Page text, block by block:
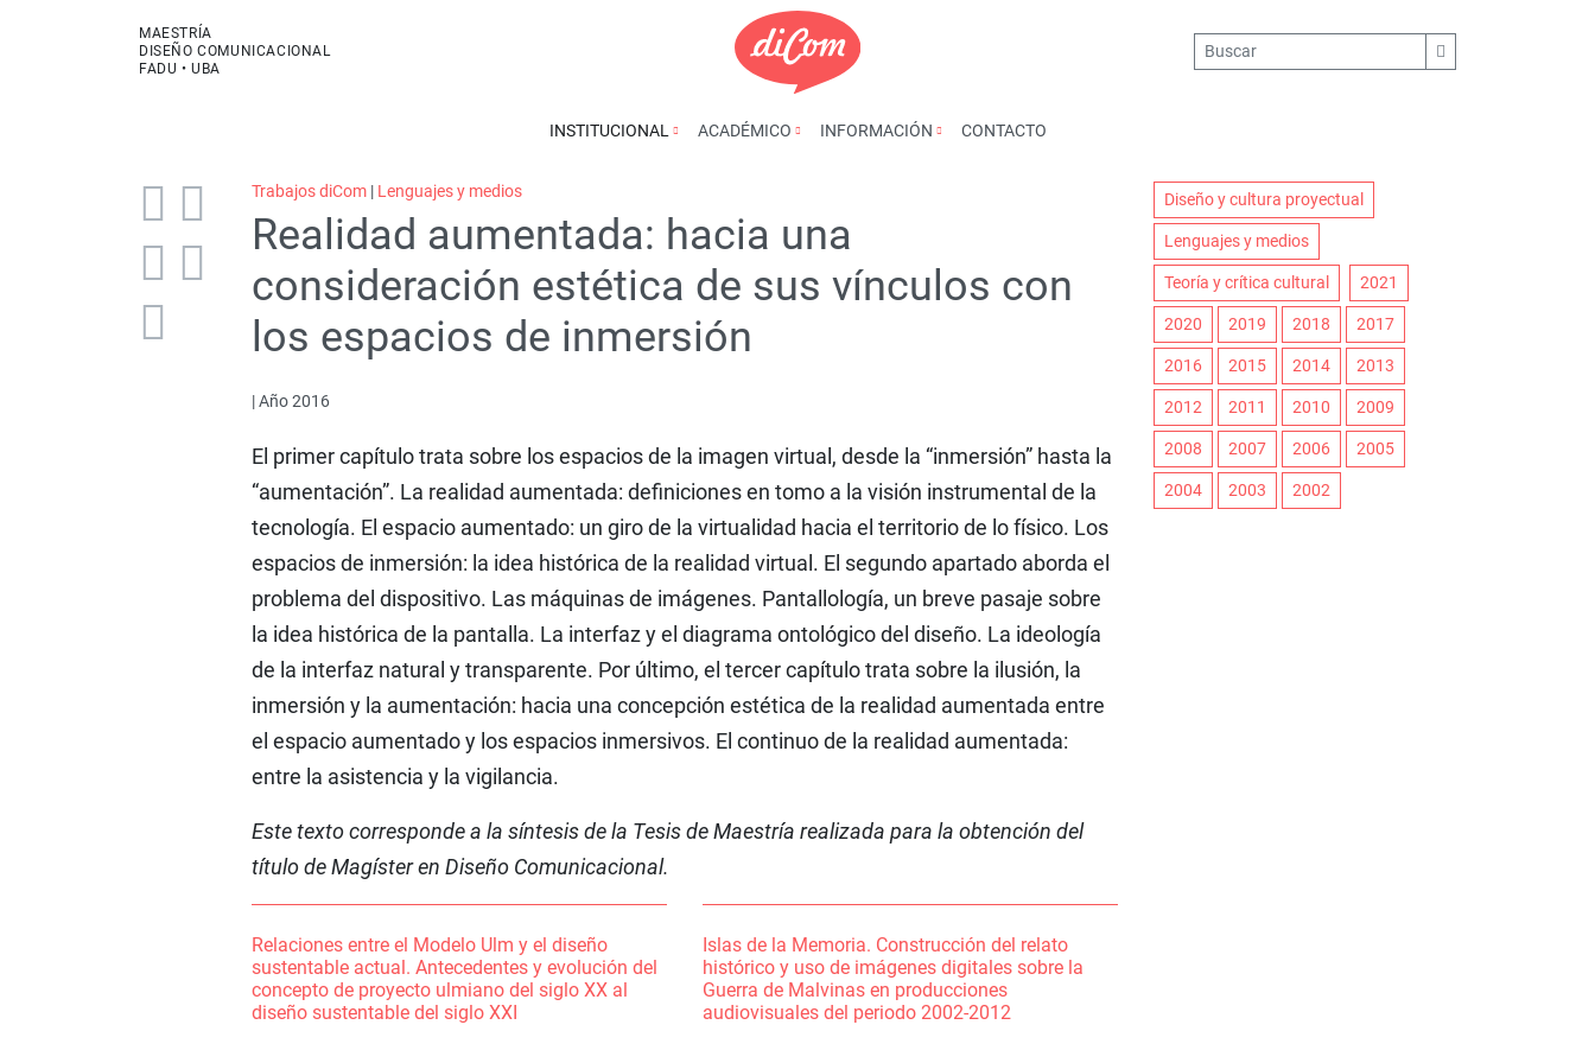
MAESTRÍA
DISEÑO COMUNICACIONAL
FADU • UBA
INSTITUCIONAL ACADÉMICO INFORMACIÓN CONTACTO
Trabajos diCom| Lenguajes y medios
Realidad aumentada: hacia una
consideración estética de sus vínculos con
los espacios de inmersión
| Año 2016
El primer capítulo trata sobre los espacios de la imagen virtual, desde la “inmersión” hasta la
“aumentación”. La realidad aumentada: definiciones en tomo a la visión instrumental de la
tecnología. El espacio aumentado: un giro de la virtualidad hacia el territorio de lo físico. Los
espacios de inmersión: la idea histórica de la realidad virtual. El segundo apartado aborda el
problema del dispositivo. Las máquinas de imágenes. Pantallología, un breve pasaje sobre
la idea histórica de la pantalla. La interfaz y el diagrama ontológico del diseño. La ideología
de la interfaz natural y transparente. Por último, el tercer capítulo trata sobre la ilusión, la
inmersión y la aumentación: hacia una concepción estética de la realidad aumentada entre
el espacio aumentado y los espacios inmersivos. El continuo de la realidad aumentada:
entre la asistencia y la vigilancia.
Este texto corresponde a la síntesis de la Tesis de Maestría realizada para la obtención del
título de Magíster en Diseño Comunicacional.
Relaciones entre el Modelo Ulm y el diseño
sustentable actual. Antecedentes y evolución del
concepto de proyecto ulmiano del siglo XX al
diseño sustentable del siglo XXI
Islas de la Memoria. Construcción del relato
histórico y uso de imágenes digitales sobre la
Guerra de Malvinas en producciones
audiovisuales del periodo 2002-2012
Diseño y cultura proyectual
Lenguajes y medios
Teoría y crítica cultural 2021
2020 2019 2018 2017
2016 2015 2014 2013
2012 2011 2010 2009
2008 2007 2006 2005
2004 2003 2002